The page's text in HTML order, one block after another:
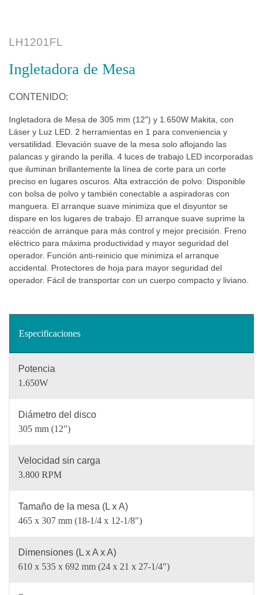
LH1201FL
Ingletadora de Mesa
CONTENIDO:
Ingletadora de Mesa de 305 mm (12") y 1.650W Makita, con
Láser y Luz LED. 2 herramientas en 1 para conveniencia y
versatilidad. Elevación suave de la mesa solo aflojando las
palancas y girando la perilla. 4 luces de trabajo LED incorporadas
que iluminan brillantemente la línea de corte para un corte
preciso en lugares oscuros. Alta extracción de polvo: Disponible
con bolsa de polvo y también conectable a aspiradoras con
manguera. El arranque suave minimiza que el disyuntor se
dispare en los lugares de trabajo. El arranque suave suprime la
reacción de arranque para más control y mejor precisión. Freno
eléctrico para máxima productividad y mayor seguridad del
operador. Función anti-reinicio que minimiza el arranque
accidental. Protectores de hoja para mayor seguridad del
operador. Fácil de transportar con un cuerpo compacto y liviano.
Especificaciones
Potencia
1.650W
Diámetro del disco
305 mm (12")
Velocidad sin carga
3.800 RPM
Tamaño de la mesa (L x A)
465 x 307 mm (18-1/4 x 12-1/8")
Dimensiones (L x A x A)
610 x 535 x 692 mm (24 x 21 x 27-1/4")